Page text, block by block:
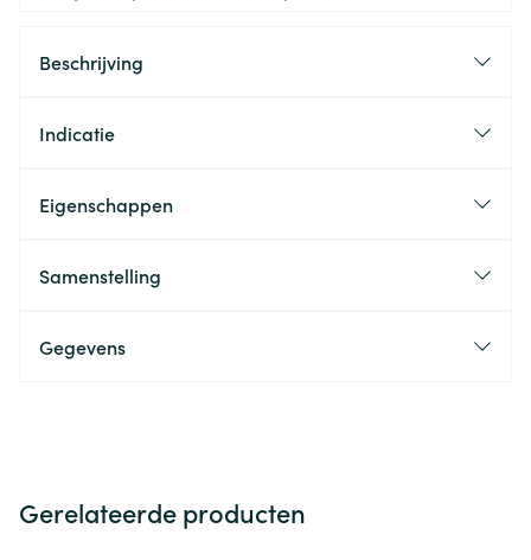
Beschrijving
Indicatie
Eigenschappen
Samenstelling
Gegevens
Gerelateerde producten